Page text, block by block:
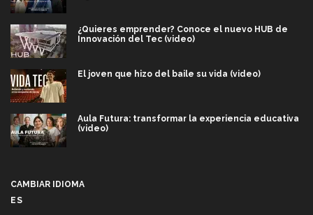
¿Quieres emprender? Conoce el nuevo HUB de
Innovación del Tec (video)
El joven que hizo del baile su vida (video)
Aula Futura: transformar la experiencia educativa
(video)
CAMBIAR IDIOMA
ES